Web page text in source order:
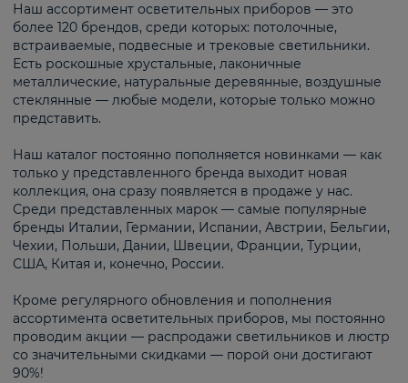
Наш ассортимент осветительных приборов — это
более 120 брендов, среди которых: потолочные,
встраиваемые, подвесные и трековые светильники.
Есть роскошные хрустальные, лаконичные
металлические, натуральные деревянные, воздушные
стеклянные — любые модели, которые только можно
представить.
Наш каталог постоянно пополняется новинками — как
только у представленного бренда выходит новая
коллекция, она сразу появляется в продаже у нас.
Среди представленных марок — самые популярные
бренды Италии, Германии, Испании, Австрии, Бельгии,
Чехии, Польши, Дании, Швеции, Франции, Турции,
США, Китая и, конечно, России.
Кроме регулярного обновления и пополнения
ассортимента осветительных приборов, мы постоянно
проводим акции — распродажи светильников и люстр
со значительными скидками — порой они достигают
90%!